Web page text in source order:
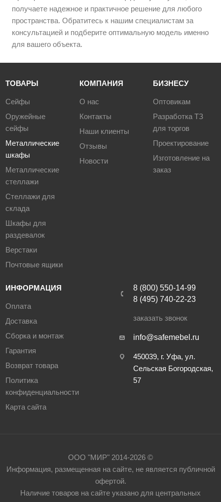
получаете надежное и практичное решение для любого
пространства. Обратитесь к нашим специалистам за
консультацией и подберите оптимальную модель именно
для вашего объекта.
ТОВАРЫ
Сейфы
Оружейные
сейфы
Металлические
шкафы
Металлические
стеллажи
Стеллажи для
склада
Шкафы для
раздевалок
Верстаки
Почтовые ящики
КОМПАНИЯ
О нас
Контакты
Наши клиенты
Отзывы
Новости
БИЗНЕСУ
Оптовикам
Разработка ТЗ
для торгов
Проектирование
Изготовление на
заказ
ИНФОРМАЦИЯ
Оплата
Доставка
Сборка и монтаж
Гарантия
Возврат товара
Политика
конфиденциальности
Карта сайта
8 (800) 550-14-99
8 (495) 740-22-23
заказать звонок
info@safemebel.ru
450039, г. Уфа, ул.
Сельская Богородская,
57
ООО "МИР" 2014-2026 ©
Информация, размещенная на сайте, не является публичной
офертой.
Наличие товаров на сайте указано для центральных